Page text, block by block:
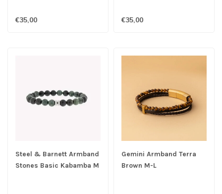
€35,00 €35,00
Steel & Barnett Armband
Stones Basic Kabamba M
Gemini Armband Terra
Brown M-L